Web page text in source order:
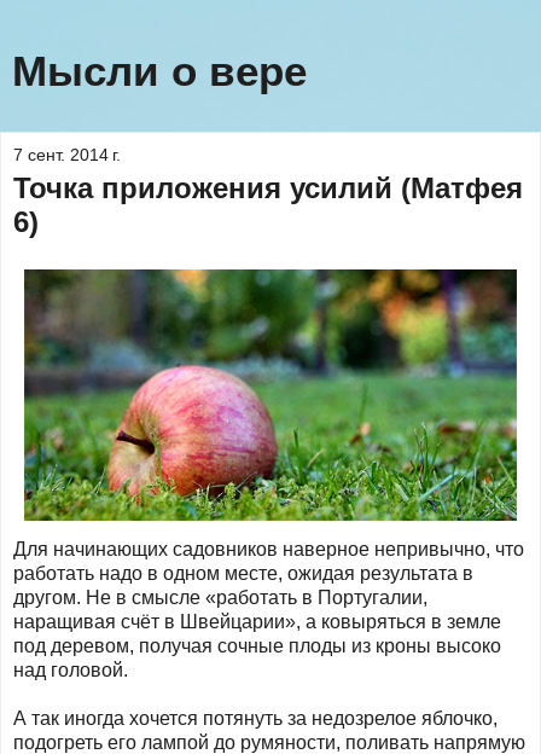
Мысли о вере
7 сент. 2014 г.
Точка приложения усилий (Матфея
6)
Для начинающих садовников наверное непривычно, что
работать надо в одном месте, ожидая результата в
другом. Не в смысле «работать в Португалии,
наращивая счёт в Швейцарии», а ковыряться в земле
под деревом, получая сочные плоды из кроны высоко
над головой.
А так иногда хочется потянуть за недозрелое яблочко,
подогреть его лампой до румяности, поливать напрямую